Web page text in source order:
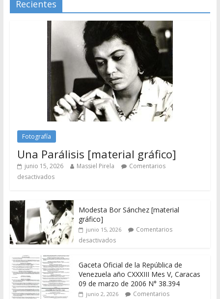
Recientes
Fotografía
Una Parálisis [material gráfico]
junio 15, 2026 Massiel Pirela
Comentarios
desactivados
Modesta Bor Sánchez [material
gráfico]
junio 15, 2026
Comentarios
desactivados
Gaceta Oficial de la República de
Venezuela año CXXXIII Mes V, Caracas
09 de marzo de 2006 N° 38.394
junio 2, 2026
Comentarios